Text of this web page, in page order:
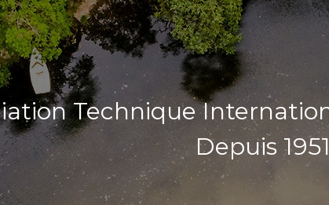
Technique
Depuis 1951